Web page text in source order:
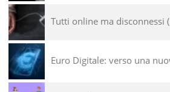
Tutti online ma disconnessi
Euro Digitale: verso una